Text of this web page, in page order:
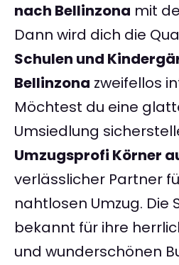
nach Bellinzona mit
Dann wird dich die
Schulen und
Bellinzona zweifellos
Möchtest du eine
Umsiedlung
Umzugsprofi Körner
verlässlicher Partner
nahtlosen Umzug. Die
bekannt für ihre
und wunderschönen